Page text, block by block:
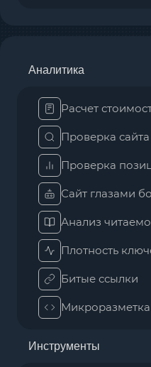
Аналитика
Расчет
Проверка сайта
Проверка
Сайт глазами
Анализ
Плотность
Битые ссылки
Микроразметка
Инструменты